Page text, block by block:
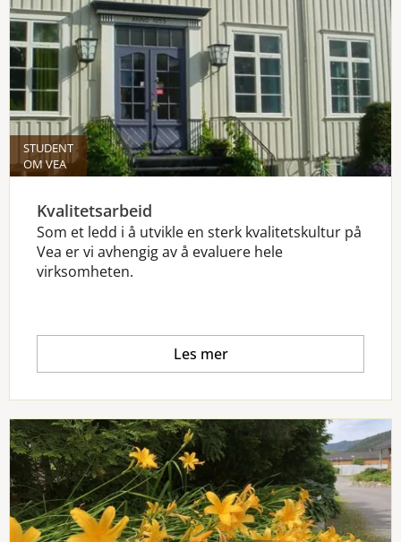
STUDENT
OM VEA
Kvalitetsarbeid
Som et ledd i å utvikle en sterk kvalitetskultur på
Vea er vi avhengig av å evaluere hele
virksomheten.
Les mer